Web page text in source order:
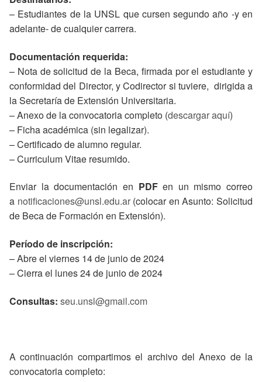
– Estudiantes de la UNSL que cursen segundo año -y en
adelante- de cualquier carrera.
Documentación requerida:
– Nota de solicitud de la Beca, firmada por el estudiante y
conformidad del Director, y Codirector si tuviere, dirigida a
la Secretaría de Extensión Universitaria.
– Anexo de la convocatoria completo (descargar aquí)
– Ficha académica (sin legalizar).
– Certificado de alumno regular.
– Curriculum Vitae resumido.
Enviar la documentación en PDFen un mismo correo
a notificaciones@unsl.edu.ar(colocar en Asunto: Solicitud
de Beca de Formación en Extensión).
Período de inscripción:
– Abre el viernes 14 de junio de 2024
– Cierra el lunes 24 de junio de 2024
Consultas: seu.unsl@gmail.com
A continuación compartimos el archivo del Anexo de la
convocatoria completo: